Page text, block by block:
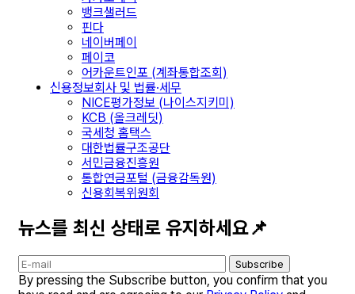
뱅크샐러드
핀다
네이버페이
페이코
어카운트인포 (계좌통합조회)
신용정보회사 및 법률·세무
NICE평가정보 (나이스지키미)
KCB (올크레딧)
국세청 홈택스
대한법률구조공단
서민금융진흥원
통합연금포털 (금융감독원)
신용회복위원회
뉴스를 최신 상태로 유지하세요📌
Subscribe
By pressing the Subscribe button, you confirm that you